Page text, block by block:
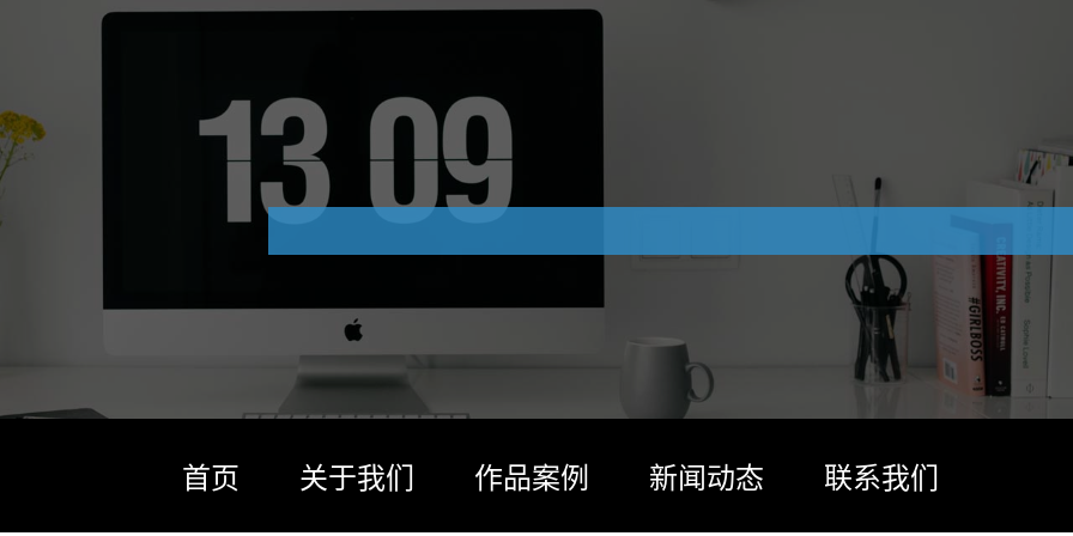
首页 关于我们 作品案例 新闻动态 联系我们